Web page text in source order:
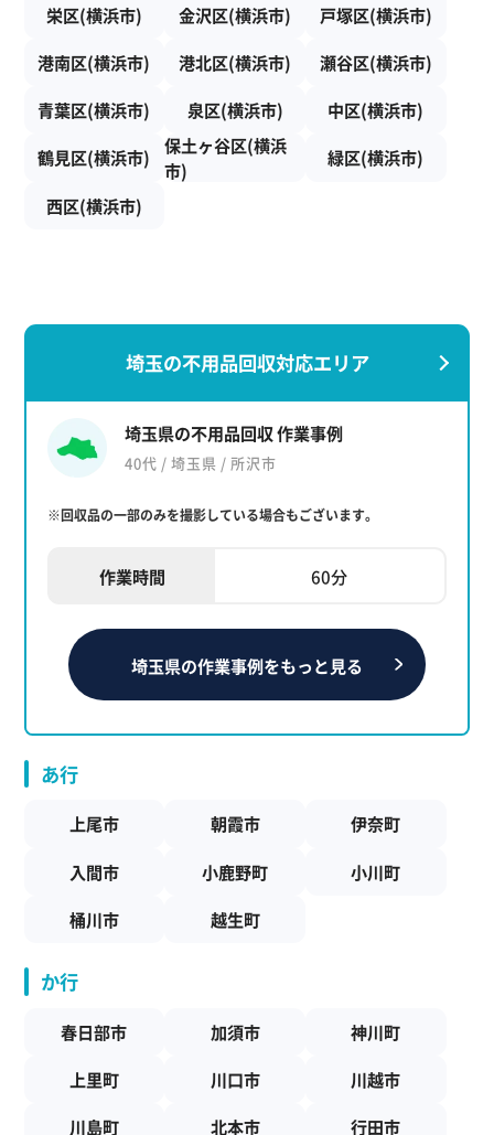
栄区(横浜市)
金沢区(横浜市)
戸塚区(横浜市)
港南区(横浜市)
港北区(横浜市)
瀬谷区(横浜市)
青葉区(横浜市)
泉区(横浜市)
中区(横浜市)
鶴見区(横浜市)
保土ヶ谷区(横浜
市)
緑区(横浜市)
西区(横浜市)
埼玉の不用品回収対応エリア
埼玉県の不用品回収 作業事例
40代 / 埼玉県 / 所沢市
※回収品の一部のみを撮影している場合もございます。
作業時間 60分
埼玉県の作業事例をもっと見る
あ行
上尾市 朝霞市
伊奈町
入間市
小鹿野町
小川町
桶川市
越生町
か行
春日部市 加須市
神川町
上里町
川口市
川越市
川島町
北本市 行田市